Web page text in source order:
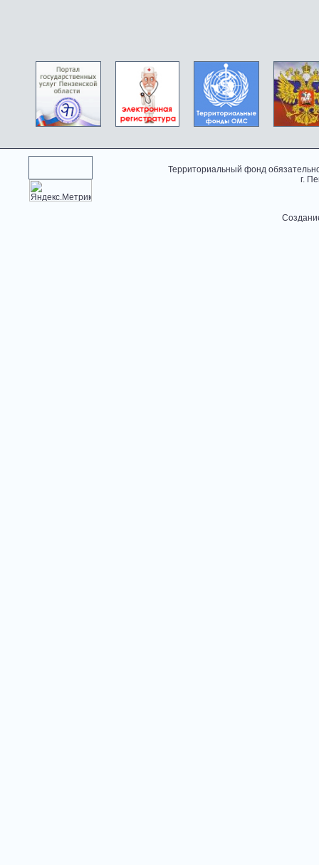
Территориальный фонд
г.